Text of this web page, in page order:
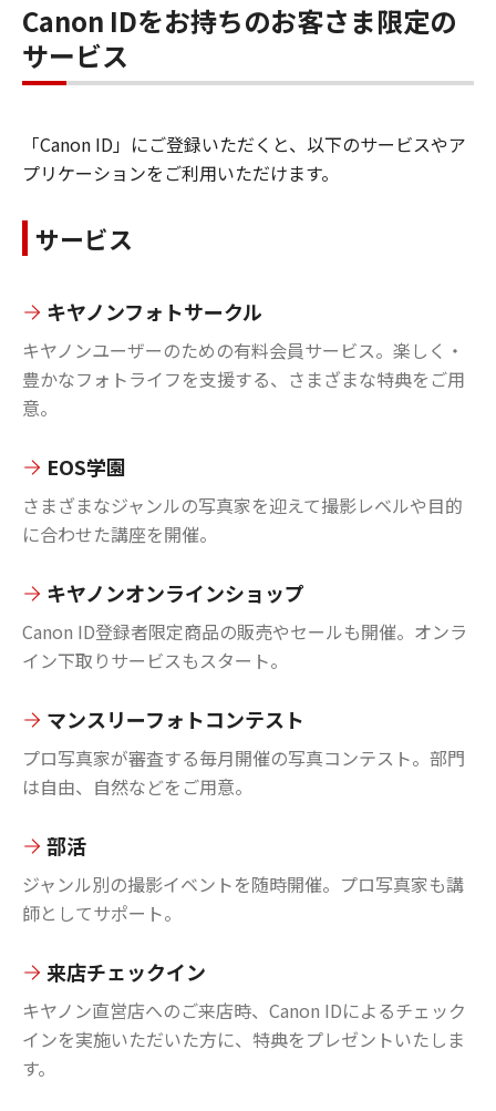
Canon IDをお持ちのお客さま限定の
サービス
「Canon ID」にご登録いただくと、以下のサービスやア
プリケーションをご利用いただけます。
サービス
キヤノンフォトサークル
キヤノンユーザーのための有料会員サービス。楽しく・
豊かなフォトライフを支援する、さまざまな特典をご用
意。
EOS学園
さまざまなジャンルの写真家を迎えて撮影レベルや目的
に合わせた講座を開催。
キヤノンオンラインショップ
Canon ID登録者限定商品の販売やセールも開催。オンラ
イン下取りサービスもスタート。
マンスリーフォトコンテスト
プロ写真家が審査する毎月開催の写真コンテスト。部門
は自由、自然などをご用意。
部活
ジャンル別の撮影イベントを随時開催。プロ写真家も講
師としてサポート。
来店チェックイン
キヤノン直営店へのご来店時、Canon IDによるチェック
インを実施いただいた方に、特典をプレゼントいたしま
す。